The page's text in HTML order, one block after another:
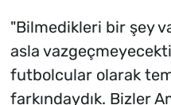
"Bilmedikleri bir şey
asla
futbolcular olarak
farkındaydık. Bizler